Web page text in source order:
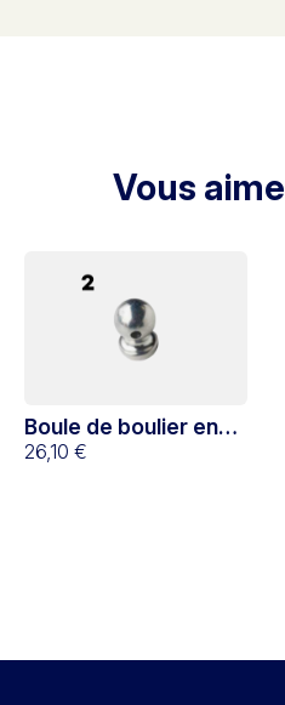
Vous
Boule de boulier en
aluminium pour
26,10 €